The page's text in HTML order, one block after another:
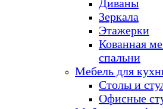
Диваны
Зеркала
Этажерки
Кованная
спальни
Мебель для
Столы и
Офисные